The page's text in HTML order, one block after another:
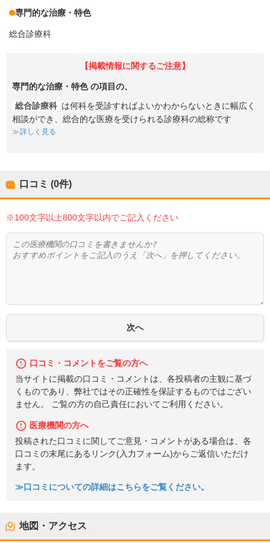
専門的な治療・特色
総合診療科
【掲載情報に関するご注意】
専門的な治療・特色の項目の、
総合診療科 は何科を受診すればよいかわからないときに幅広く
相談ができ、総合的な医療を受けられる診療科の総称です
詳しく見る
口コミ (0件)
※100文字以上800文字以内でご記入ください
口コミ・コメントをご覧の方へ
当サイトに掲載の口コミ・コメントは、各投稿者の主観に基づ
くものであり、弊社ではその正確性を保証するものではござい
ません。 ご覧の方の自己責任においてご利用ください。
医療機関の方へ
投稿された口コミに関してご意見・コメントがある場合は、各
口コミの末尾にあるリンク(入力フォーム)からご返信いただけ
ます。
≫口コミについての詳細はこちらをご覧ください。
地図・アクセス